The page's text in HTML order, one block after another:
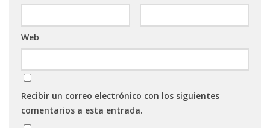
Web
Recibir un correo electrónico con los siguientes
comentarios a esta entrada.